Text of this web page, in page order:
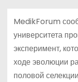
MedikForum
университета
эксперимент,
ходе эволюции
половой